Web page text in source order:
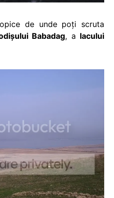
de unde poţi scruta
Babadag, a lacului